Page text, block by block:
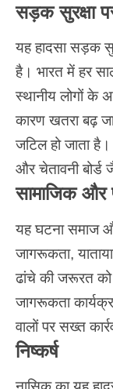
सड़क सुरक्षा
यह हादसा सड़क
है। भारत में हर
स्थानीय लोगों के
कारण खतरा बढ़
जटिल हो जाता
और चेतावनी बोर्ड
सामाजिक और
यह घटना समाज
जागरूकता,
ढांचे की जरूरत को
जागरूकता
वालों परसख्त
निष्कर्ष